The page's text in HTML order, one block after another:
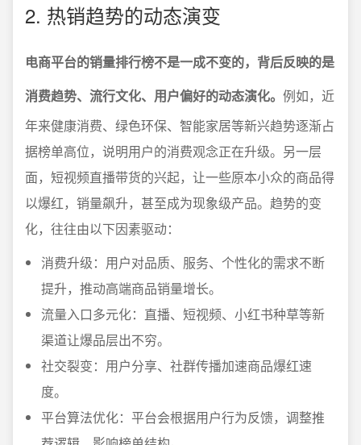
2. 热销趋势的动态演变
电商平台的销量排行榜不是一成不变的，背后反映的是
消费趋势、流行文化、用户偏好的动态演化。 例如，近
年来健康消费、绿色环保、智能家居等新兴趋势逐渐占
据榜单高位，说明用户的消费观念正在升级。另一层
面，短视频直播带货的兴起，让一些原本小众的商品得
以爆红，销量飙升，甚至成为现象级产品。趋势的变
化，往往由以下因素驱动：
消费升级：用户对品质、服务、个性化的需求不断
提升，推动高端商品销量增长。
流量入口多元化：直播、短视频、小红书种草等新
渠道让爆品层出不穷。
社交裂变：用户分享、社群传播加速商品爆红速
度。
平台算法优化：平台会根据用户行为反馈，调整推